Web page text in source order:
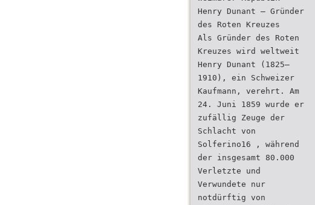
Henry Dunant – Gründer
des Roten Kreuzes
Als Gründer des Roten
Kreuzes wird weltweit
Henry Dunant (1825–
1910), ein Schweizer
Kaufmann, verehrt. Am
24. Juni 1859 wurde er
zufällig Zeuge der
Schlacht von
Solferino16 , während
der insgesamt 80.000
Verletzte und
Verwundete nur
notdürftig von